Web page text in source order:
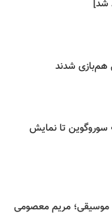
شد]
هم‌بازی شدند
سوروگوین تا نمایش